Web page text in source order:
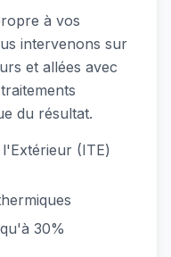
à vos
intervenons sur
et allées avec
du résultat.
(ITE)
30%